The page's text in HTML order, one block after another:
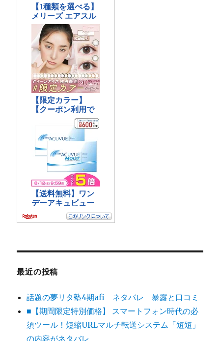
最近の投稿
話題の夢リタ塾4期afi ネタバレ 暴露と口コミ
■【期間限定特別価格】 スマートフォン時代の必
須ツール！短縮URLマルチ転送システム「短短」
の内容がネタバレ